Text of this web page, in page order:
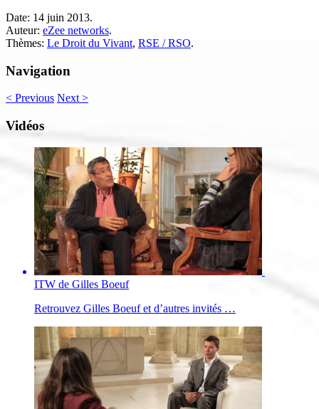
Date: 14 juin 2013.
Auteur: eZee networks.
Thèmes: Le Droit du Vivant, RSE / RSO.
Navigation
< Previous Next>
Vidéos
ITW de Gilles Boeuf
Retrouvez Gilles Boeuf et d’autres invités …